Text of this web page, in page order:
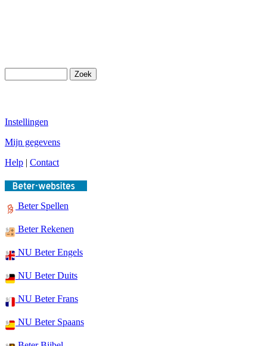
Instellingen
Mijn gegevens
Help | Contact
Beter Spellen
Beter Rekenen
NU Beter Engels
NU Beter Duits
NU Beter Frans
NU Beter Spaans